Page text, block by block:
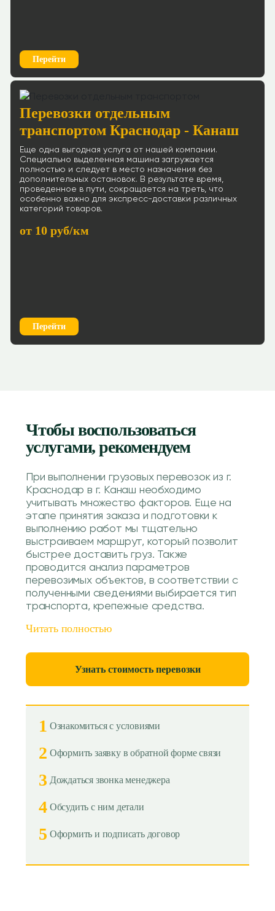
Перейти
Перевозки отдельным
транспортом Краснодар - Канаш
Еще одна выгодная услуга от нашей компании.
Специально выделенная машина загружается
полностью и следует в место назначения без
дополнительных остановок. В результате время,
проведенное в пути, сокращается на треть, что
особенно важно для экспресс-доставки различных
категорий товаров.
от 10 руб/км
Перейти
Чтобы воспользоваться
услугами, рекомендуем
При выполнении грузовых перевозок из г.
Краснодар в г. Канаш необходимо
учитывать множество факторов. Еще на
этапе принятия заказа и подготовки к
выполнению работ мы тщательно
выстраиваем маршрут, который позволит
быстрее доставить груз. Также
проводится анализ параметров
перевозимых объектов, в соответствии с
полученными сведениями выбирается тип
транспорта, крепежные средства.
Читать полностью
Узнать стоимость перевозки
1 Ознакомиться с условиями
2 Оформить заявку в обратной форме связи
3 Дождаться звонка менеджера
4 Обсудить с ним детали
5 Оформить и подписать договор